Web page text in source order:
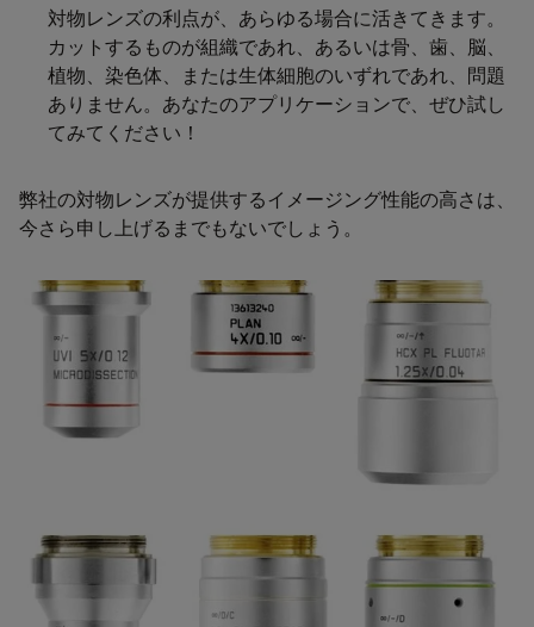
対物レンズの利点が、あらゆる場合に活きてきます。
カットするものが組織であれ、あるいは骨、歯、脳、
植物、染色体、または生体細胞のいずれであれ、問題
ありません。あなたのアプリケーションで、ぜひ試し
てみてください！
弊社の対物レンズが提供するイメージング性能の高さは、
今さら申し上げるまでもないでしょう。